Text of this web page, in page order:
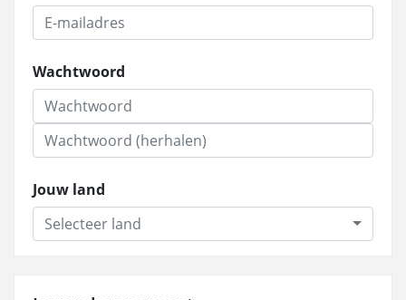
Wachtwoord
Jouw land
Selecteer land